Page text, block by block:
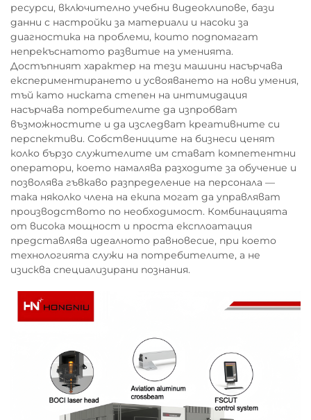
ресурси, включително учебни видеоклипове, бази
данни с настройки за материали и насоки за
диагностика на проблеми, които подпомагат
непрекъснатото развитие на уменията.
Достъпният характер на тези машини насърчава
експериментирането и усвояването на нови умения,
тъй като ниската степен на интимидация
насърчава потребителите да изпробват
възможностите и да изследват креативните си
перспективи. Собствениците на бизнеси ценят
колко бързо служителите им стават компетентни
оператори, което намалява разходите за обучение и
позволява гъвкаво разпределение на персонала —
така няколко члена на екипа могат да управляват
производството по необходимост. Комбинацията
от висока мощност и проста експлоатация
представлява идеалното равновесие, при което
технологията служи на потребителите, а не
изисква специализирани познания.